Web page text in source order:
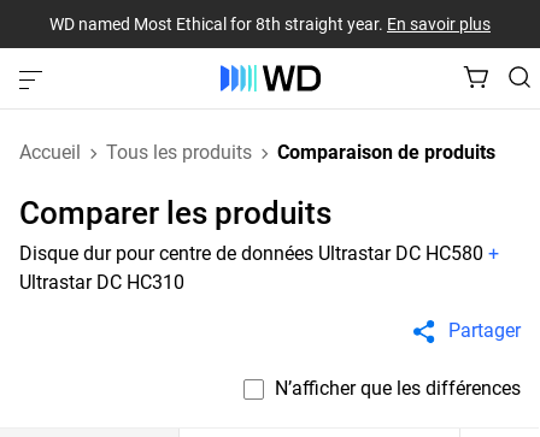
WD named Most Ethical for 8th straight year. En savoir plus
Accueil Tous les produits Comparaison de produits
Comparer les produits
Disque dur pour centre de données Ultrastar DC HC580 +
Ultrastar DC HC310
Partager
N’afficher que les différences